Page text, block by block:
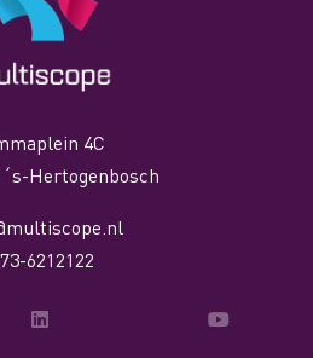
4C
´s-Hertogenbosch
6212122